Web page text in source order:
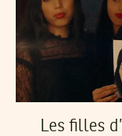
Les filles